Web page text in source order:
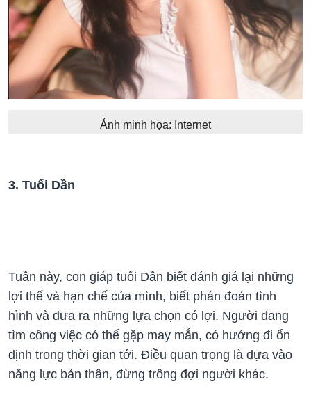
Ảnh minh họa: Internet
3. Tuổi Dần
Tuần này, con giáp tuổi Dần biết đánh giá lại những
lợi thế và hạn chế của mình, biết phán đoán tình
hình và đưa ra những lựa chọn có lợi. Người đang
tìm công việc có thể gặp may mắn, có hướng đi ổn
định trong thời gian tới. Điều quan trọng là dựa vào
năng lực bản thân, đừng trông đợi người khác.